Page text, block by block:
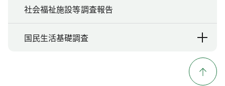
社会福祉施設等調査報告
国民生活基礎調査